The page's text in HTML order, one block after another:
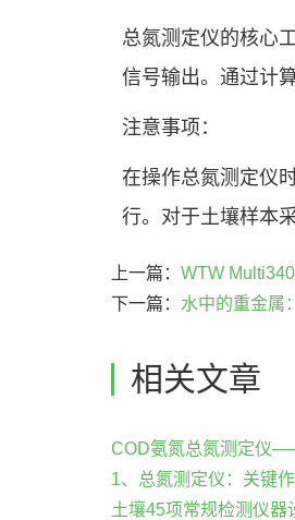
总氮测定仪的核心
信号输出。通过计
注意事项：
在操作总氮测定仪
行。对于土壤样本
上一篇： WTW
下一篇： 水中的重金属
相关文章
COD氨氮总氮测定仪
1、总氮测定仪：关键
土壤45项常规检测仪器